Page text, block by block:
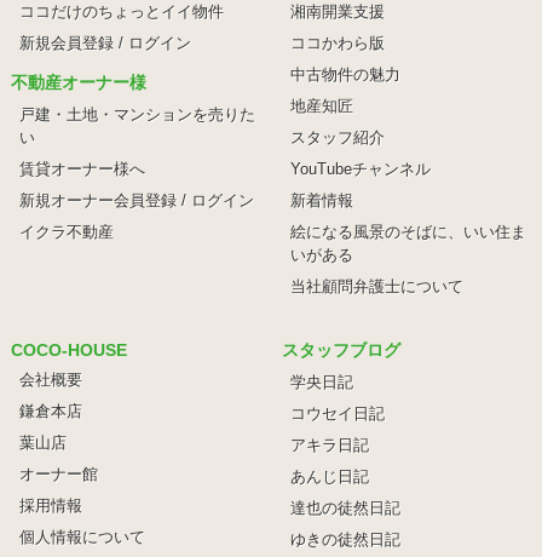
ココだけのちょっとイイ物件
新規会員登録 / ログイン
不動産オーナー様
戸建・土地・マンションを売りた
い
賃貸オーナー様へ
新規オーナー会員登録 / ログイン
イクラ不動産
湘南開業支援
ココかわら版
中古物件の魅力
地産知匠
スタッフ紹介
YouTubeチャンネル
新着情報
絵になる風景のそばに、 いい住ま
いがある
当社顧問弁護士について
COCO-HOUSE
会社概要
鎌倉本店
葉山店
オーナー館
採用情報
個人情報について
スタッフブログ
学央日記
コウセイ日記
アキラ日記
あんじ日記
達也の徒然日記
ゆきの徒然日記